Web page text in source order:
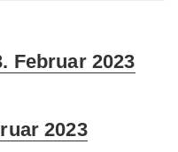
Februar 2023
2023